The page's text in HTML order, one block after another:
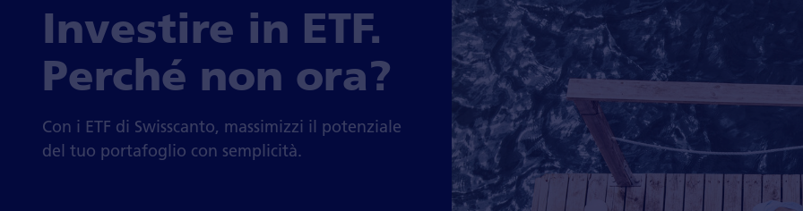
Investire in ETF.
Perché non ora?
Con i ETF di Swisscanto, massimizzi il potenziale
del tuo portafoglio con semplicità.